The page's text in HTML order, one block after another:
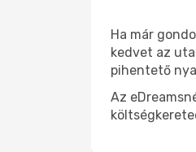
Ha már
kedvet az
pihentető
Az